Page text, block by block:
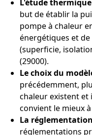
L'étude
but de établir la
pompe à chaleur
énergétiques et
(superficie,
(29000).
Le choix du
précédemment,
chaleur existent et
convient le mieux
La
réglementations